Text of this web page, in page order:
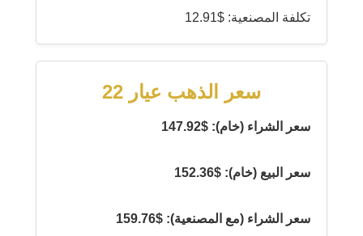
تكلفة المصنعية: $12.91
سعر الذهب عيار 22
سعر الشراء (خام): $147.92
سعر البيع (خام): $152.36
سعر الشراء (مع المصنعية): $159.76